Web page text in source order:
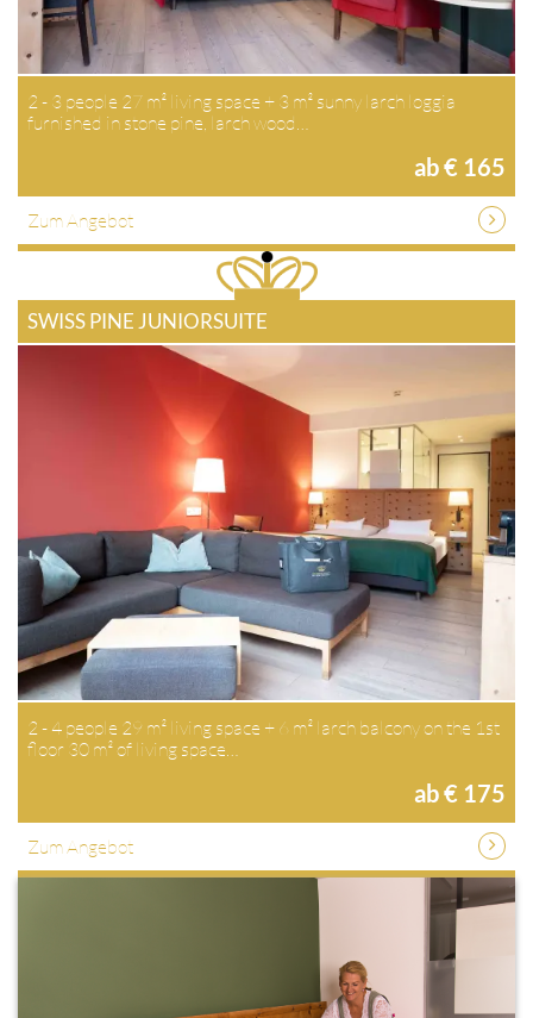
2 - 3 people 27 m² living space + 3 m² sunny larch loggia
furnished in stone pine, larch wood…
ab € 165
Zum Angebot
SWISS PINE JUNIORSUITE
2 - 4 people 29 m² living space + 6 m² larch balcony on the 1st
floor 30 m² of living space…
ab € 175
Zum Angebot